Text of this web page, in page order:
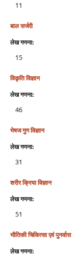
11
बाल सर्जरी
लेख गणना:
15
विकृति विज्ञान
लेख गणना:
46
भेषज गुण विज्ञान
लेख गणना:
31
शरीर क्रिया विज्ञान
लेख गणना:
51
भौतिकी चिकित्‍सा एवं पुनर्वास
लेख गणना: